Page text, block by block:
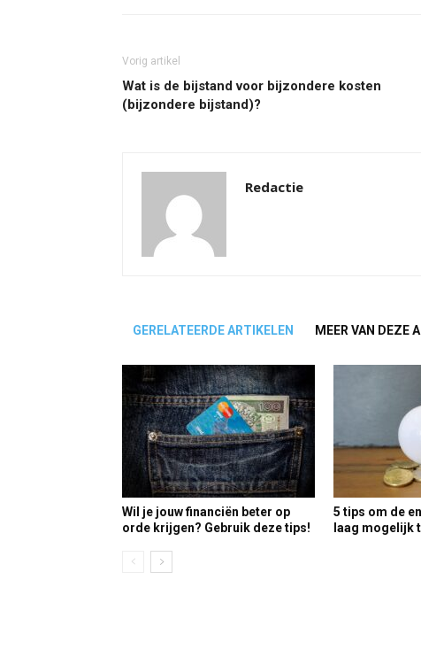
Vorig artikel
Wat is de bijstand voor bijzondere kosten
(bijzondere bijstand)?
Redactie
GERELATEERDE ARTIKELEN MEER VAN DEZE
Wil je jouw financiën beter op
orde krijgen? Gebruik deze tips!
5 tips om de
laag mogelijk